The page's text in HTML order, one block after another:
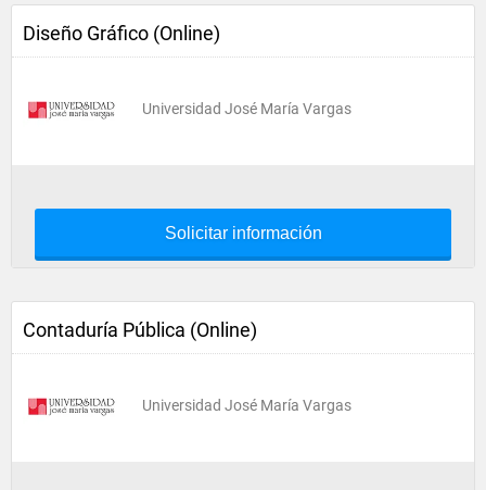
Diseño Gráfico (Online)
Universidad José María Vargas
Solicitar información
Contaduría Pública (Online)
Universidad José María Vargas